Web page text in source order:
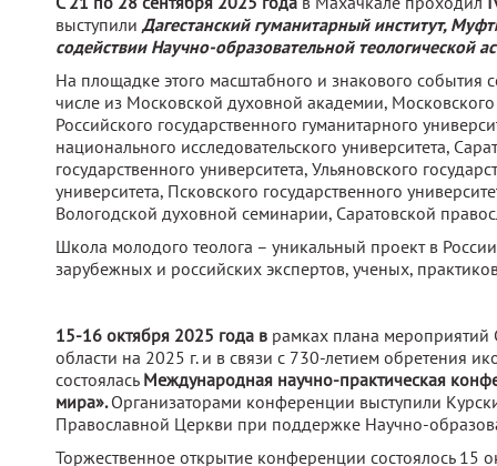
выступили Дагестанский гуманитарный институт,
содействии Научно-образовательной теологической
‎‎На площадке этого масштабного и знакового события
числе из Московской духовной академии,
Российского государственного гуманитарного
национального исследовательского университета,
государственного университета, Ульяновского
университета, Псковского государственного
Вологодской духовной семинарии, Саратовской
‎Школа молодого теолога – уникальный проект в
зарубежных и российских экспертов, ученых,
15-16 октября 2025 года в рамках плана
области на 2025 г. и в связи с 730-летием обретения
состоялась Международная научно-практическая
мира».Организаторами конференции выступили
Православной Церкви при поддержке Научно-
Торжественное открытие конференции состоялось 15